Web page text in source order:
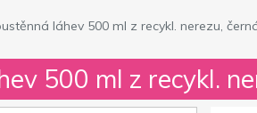
láhev 500 ml z recykl. nerezu,
500 ml z recykl.